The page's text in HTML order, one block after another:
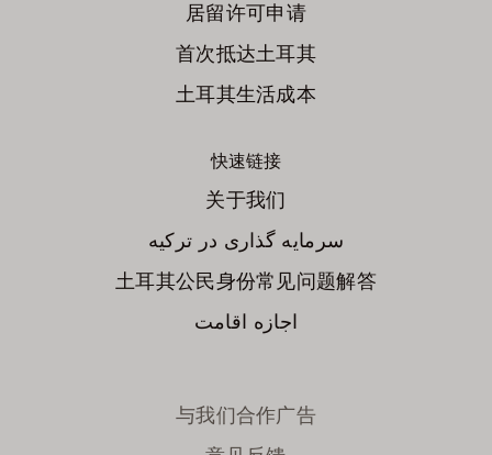
居留许可申请
首次抵达土耳其
土耳其生活成本
快速链接
关于我们
سرمایه گذاری در ترکیه
土耳其公民身份常见问题解答
اجازه اقامت
与我们合作广告